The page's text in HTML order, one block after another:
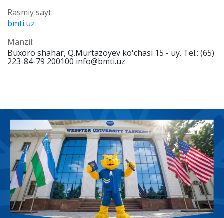
Rasmiy sayt:
bmti.uz
Manzil:
Buxoro shahar, Q.Murtazoyev ko'chasi 15 - uy. Tel.: (65)
223-84-79 200100 info@bmti.uz